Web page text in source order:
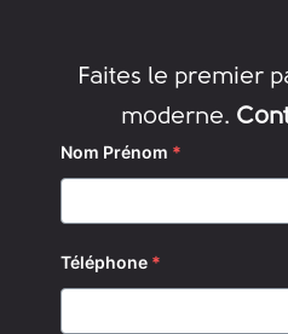
o
o
k
Faites le premier
moderne.
Nom Prénom *
Téléphone *